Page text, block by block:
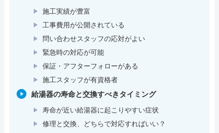
施工実績が豊富
工事費用が公開されている
問い合わせスタッフの応対がよい
緊急時の対応が可能
保証・アフターフォローがある
施工スタッフが有資格者
給湯器の寿命と交換すべきタイミング
寿命が近い給湯器に起こりやすい症状
修理と交換、どちらで対応すればいい？